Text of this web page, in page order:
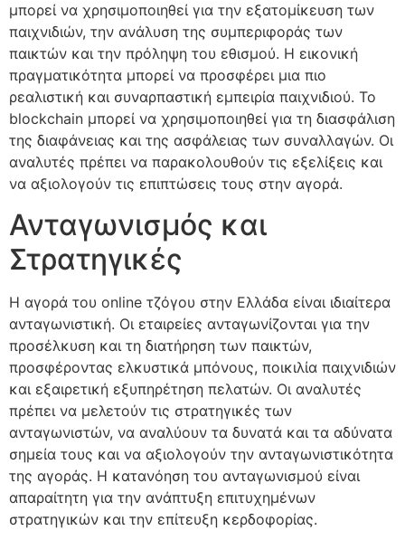
μπορεί να χρησιμοποιηθεί για την εξατομίκευση των
παιχνιδιών, την ανάλυση της συμπεριφοράς των
παικτών και την πρόληψη του εθισμού. Η εικονική
πραγματικότητα μπορεί να προσφέρει μια πιο
ρεαλιστική και συναρπαστική εμπειρία παιχνιδιού. Το
blockchain μπορεί να χρησιμοποιηθεί για τη διασφάλιση
της διαφάνειας και της ασφάλειας των συναλλαγών. Οι
αναλυτές πρέπει να παρακολουθούν τις εξελίξεις και
να αξιολογούν τις επιπτώσεις τους στην αγορά.
Ανταγωνισμός και
Στρατηγικές
Η αγορά του online τζόγου στην Ελλάδα είναι ιδιαίτερα
ανταγωνιστική. Οι εταιρείες ανταγωνίζονται για την
προσέλκυση και τη διατήρηση των παικτών,
προσφέροντας ελκυστικά μπόνους, ποικιλία παιχνιδιών
και εξαιρετική εξυπηρέτηση πελατών. Οι αναλυτές
πρέπει να μελετούν τις στρατηγικές των
ανταγωνιστών, να αναλύουν τα δυνατά και τα αδύνατα
σημεία τους και να αξιολογούν την ανταγωνιστικότητα
της αγοράς. Η κατανόηση του ανταγωνισμού είναι
απαραίτητη για την ανάπτυξη επιτυχημένων
στρατηγικών και την επίτευξη κερδοφορίας.